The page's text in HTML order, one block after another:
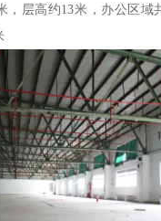
，层高约13米，办公区域